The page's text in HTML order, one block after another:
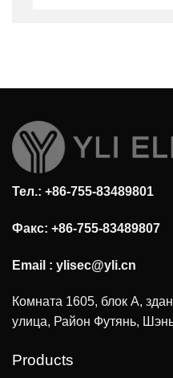
Тел.: +86-755-83489801
Факс: +86-755-83489807
Email : ylisec@yli.cn
Комната 1605, блок А,
улица, Район Футянь,
Products